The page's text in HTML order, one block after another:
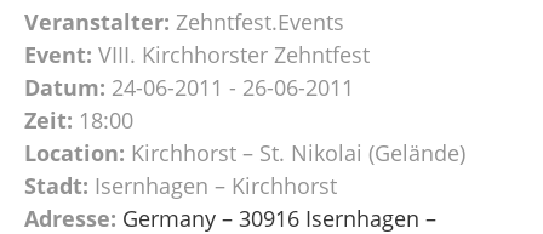
Veranstalter: Zehntfest.Events
Event: VIII. Kirchhorster Zehntfest
Datum: 24-06-2011 - 26-06-2011
Zeit: 18:00
Location: Kirchhorst – St. Nikolai (Gelände)
Stadt: Isernhagen – Kirchhorst
Adresse: Germany – 30916 Isernhagen –